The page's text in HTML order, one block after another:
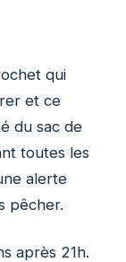
qui
et ce
du sac de
toutes les
alerte
pêcher.
après 21h.